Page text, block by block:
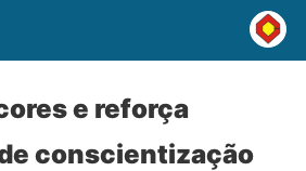
e reforça
conscientização